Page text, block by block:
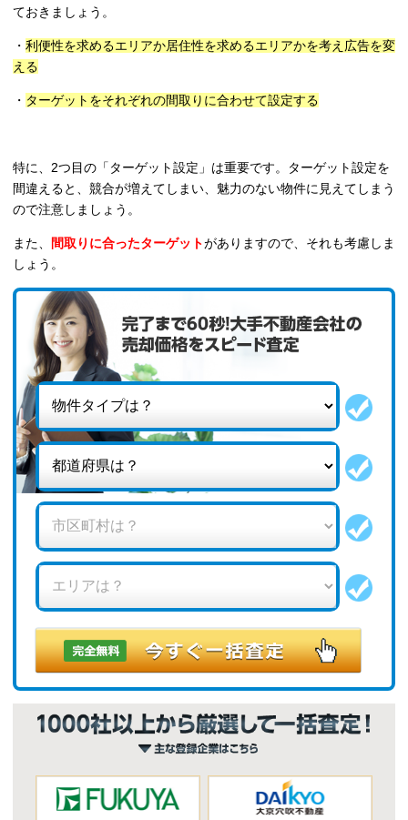
ておきましょう。
・ 利便性を求めるエリアか居住性を求めるエリアかを考え広告を変
える
・ ターゲットをそれぞれの間取りに合わせて設定する
特に、2つ目の「ターゲット設定」は重要です。ターゲット設定を
間違えると、競合が増えてしまい、魅力のない物件に見えてしまう
ので注意しましょう。
また、 間取りに合ったターゲットがありますので、それも考慮しま
しょう。